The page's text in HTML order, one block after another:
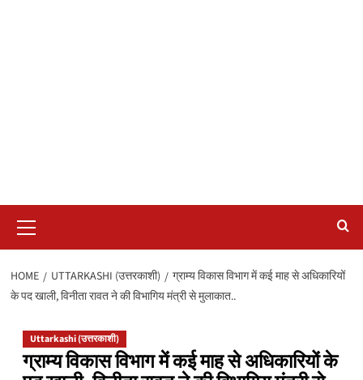
Menu
HOME UTTARKASHI (उत्तरकाशी)
ग्राम्य विकास विभाग में कई माह से अधिकारियों
के पद खाली, विनीता रावत ने की विभागिय मंत्री से मुलाकात..
Uttarkashi (उत्तरकाशी)
ग्राम्य विकास विभाग में कई माह से अधिकारियों के